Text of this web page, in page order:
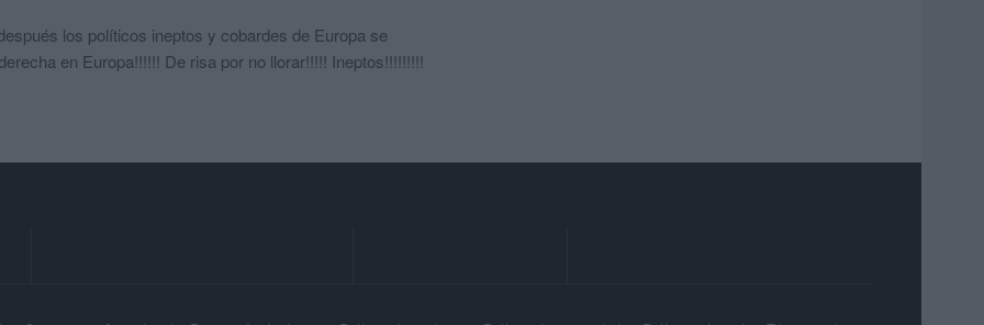
los políticos ineptos y cobardes de Europa se
en Europa!!!!!! De risa por no llorar!!!!! Ineptos!!!!!!!!!